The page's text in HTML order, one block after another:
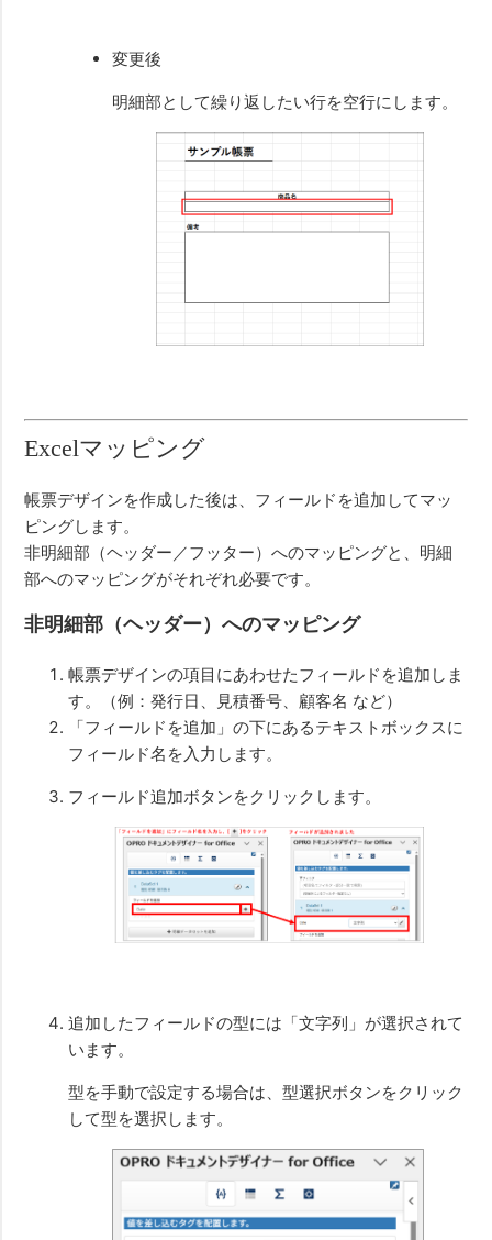
変更後
明細部として繰り返したい行を空行にします。
Excelマッピング
帳票デザインを作成した後は、フィールドを追加してマッ
ピングします。
非明細部（ヘッダー／フッター）へのマッピングと、明細
部へのマッピングがそれぞれ必要です。
非明細部（ヘッダー）へのマッピング
帳票デザインの項目にあわせたフィールドを追加しま
す。（例：発行日、見積番号、顧客名 など）
「フィールドを追加」の下にあるテキストボックスに
フィールド名を入力します。
フィールド追加ボタンをクリックします。
追加したフィールドの型には「文字列」が選択されて
います。
型を手動で設定する場合は、型選択ボタンをクリック
して型を選択します。